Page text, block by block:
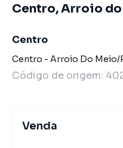
Centro, Arroio do
Centro
Centro - Arroio Do Meio/
Código de origem:
Venda